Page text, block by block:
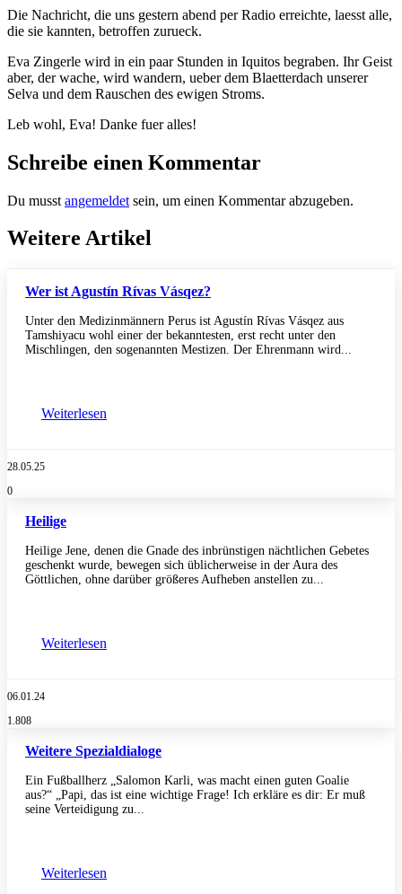
Die Nachricht, die uns gestern abend per Radio erreichte, laesst alle,
die sie kannten, betroffen zurueck.
Eva Zingerle wird in ein paar Stunden in Iquitos begraben. Ihr Geist
aber, der wache, wird wandern, ueber dem Blaetterdach unserer
Selva und dem Rauschen des ewigen Stroms.
Leb wohl, Eva! Danke fuer alles!
Schreibe einen Kommentar
Du musst angemeldet sein, um einen Kommentar abzugeben.
Weitere Artikel
Wer ist Agustín Rívas Vásqez?
Unter den Medizinmännern Perus ist Agustín Rívas Vásqez aus
Tamshiyacu wohl einer der bekanntesten, erst recht unter den
Mischlingen, den sogenannten Mestizen. Der Ehrenmann wird...
Weiterlesen
28.05.25
0
Heilige
Heilige Jene, denen die Gnade des inbrünstigen nächtlichen Gebetes
geschenkt wurde, bewegen sich üblicherweise in der Aura des
Göttlichen, ohne darüber größeres Aufheben anstellen zu...
Weiterlesen
06.01.24
1.808
Weitere Spezialdialoge
Ein Fußballherz „Salomon Karli, was macht einen guten Goalie
aus?“ „Papi, das ist eine wichtige Frage! Ich erkläre es dir: Er muß
seine Verteidigung zu...
Weiterlesen